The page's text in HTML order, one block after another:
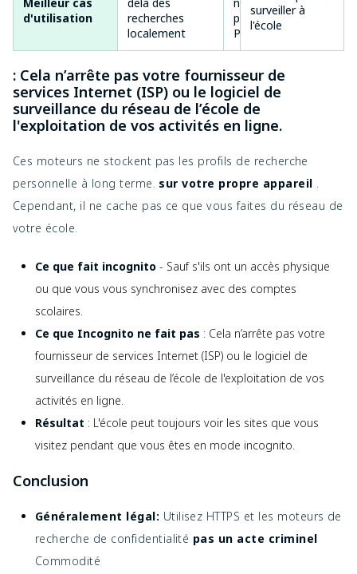
d'utilisation
recherches
localement
privée sur des
PC partagés
surveiller à
l'école
: Cela n’arrête pas votre fournisseur de
services Internet (ISP) ou le logiciel de
surveillance du réseau de l’école de
l'exploitation de vos activités en ligne.
Ces moteurs ne stockent pas les profils de recherche
personnelle à long terme. sur votre propre appareil .
Cependant, il ne cache pas ce que vous faites du réseau de
votre école.
Ce que fait incognito - Sauf s'ils ont un accès physique
ou que vous vous synchronisez avec des comptes
scolaires.
Ce que Incognito ne fait pas : Cela n’arrête pas votre
fournisseur de services Internet (ISP) ou le logiciel de
surveillance du réseau de l’école de l'exploitation de vos
activités en ligne.
Résultat : L'école peut toujours voir les sites que vous
visitez pendant que vous êtes en mode incognito.
Conclusion
Généralement légal: Utilisez HTTPS et les moteurs de
recherche de confidentialité pas un acte criminel
Commodité